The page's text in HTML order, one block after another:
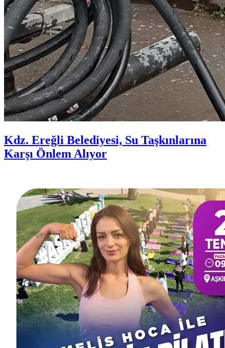
Kdz. Ereğli Belediyesi, Su Taşkınlarına
Karşı Önlem Alıyor